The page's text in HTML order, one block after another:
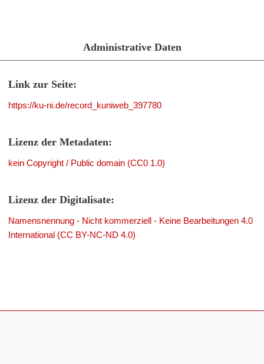
Administrative Daten
Link zur Seite:
https://ku-ni.de/record_kuniweb_397780
Lizenz der Metadaten:
kein Copyright / Public domain (CC0 1.0)
Lizenz der Digitalisate:
Namensnennung - Nicht kommerziell - Keine Bearbeitungen 4.0
International (CC BY-NC-ND 4.0)